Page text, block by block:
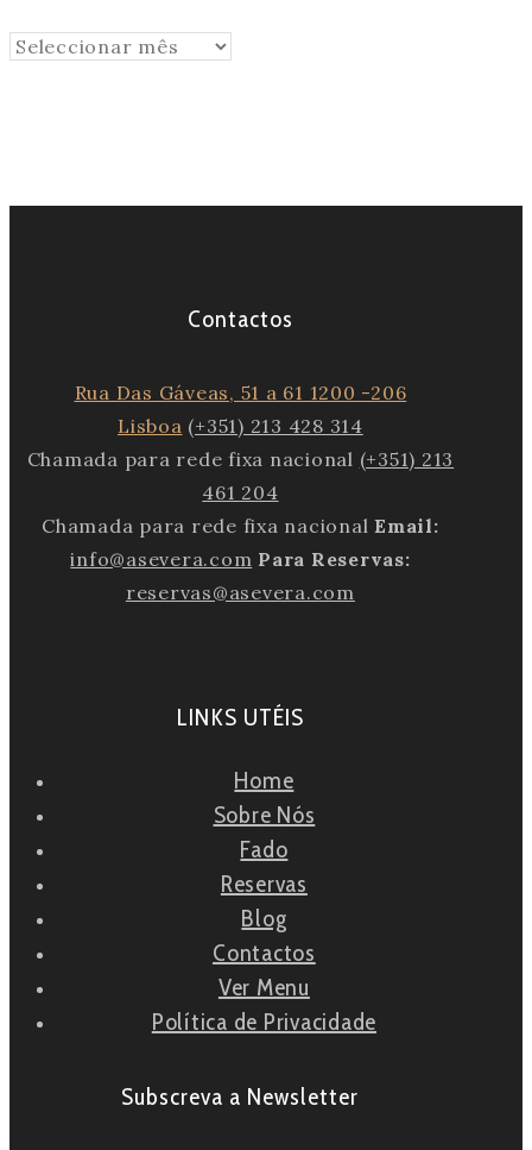
Arquivo
Contactos
Rua Das Gáveas, 51 a 61 1200 -206
Lisboa (+351) 213 428 314
Chamada para rede fixa nacional (+351) 213
461 204
Chamada para rede fixa nacional Email:
info@asevera.com Para Reservas:
reservas@asevera.com
LINKS UTÉIS
Home
Sobre Nós
Fado
Reservas
Blog
Contactos
Ver Menu
Política de Privacidade
Subscreva a Newsletter